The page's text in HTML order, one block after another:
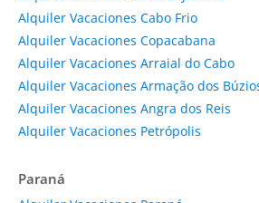
Alquiler Vacaciones Cabo Frio
Alquiler Vacaciones Copacabana
Alquiler Vacaciones Arraial do Cabo
Alquiler Vacaciones Armação dos
Alquiler Vacaciones Angra dos Reis
Alquiler Vacaciones Petrópolis
Paraná